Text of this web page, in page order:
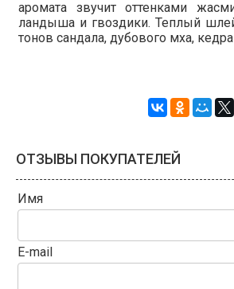
аромата звучит оттенками
ландыша и гвоздики. Теплый
тонов сандала, дубового мха,
ОТЗЫВЫ ПОКУПАТЕЛЕЙ
Имя
E-mail